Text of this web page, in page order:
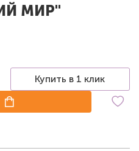
МИР"
Купить в 1 клик